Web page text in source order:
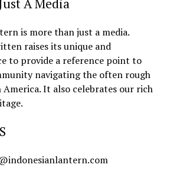
A Media
is more than just a media.
raises its unique and
to provide a reference point to
navigating the often rough
It also celebrates our rich